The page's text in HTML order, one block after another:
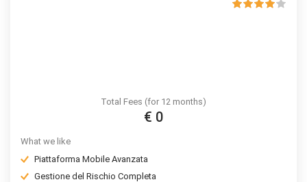
Total Fees (for 12 months)
€ 0
What we like
Piattaforma Mobile Avanzata
Gestione del Rischio Completa